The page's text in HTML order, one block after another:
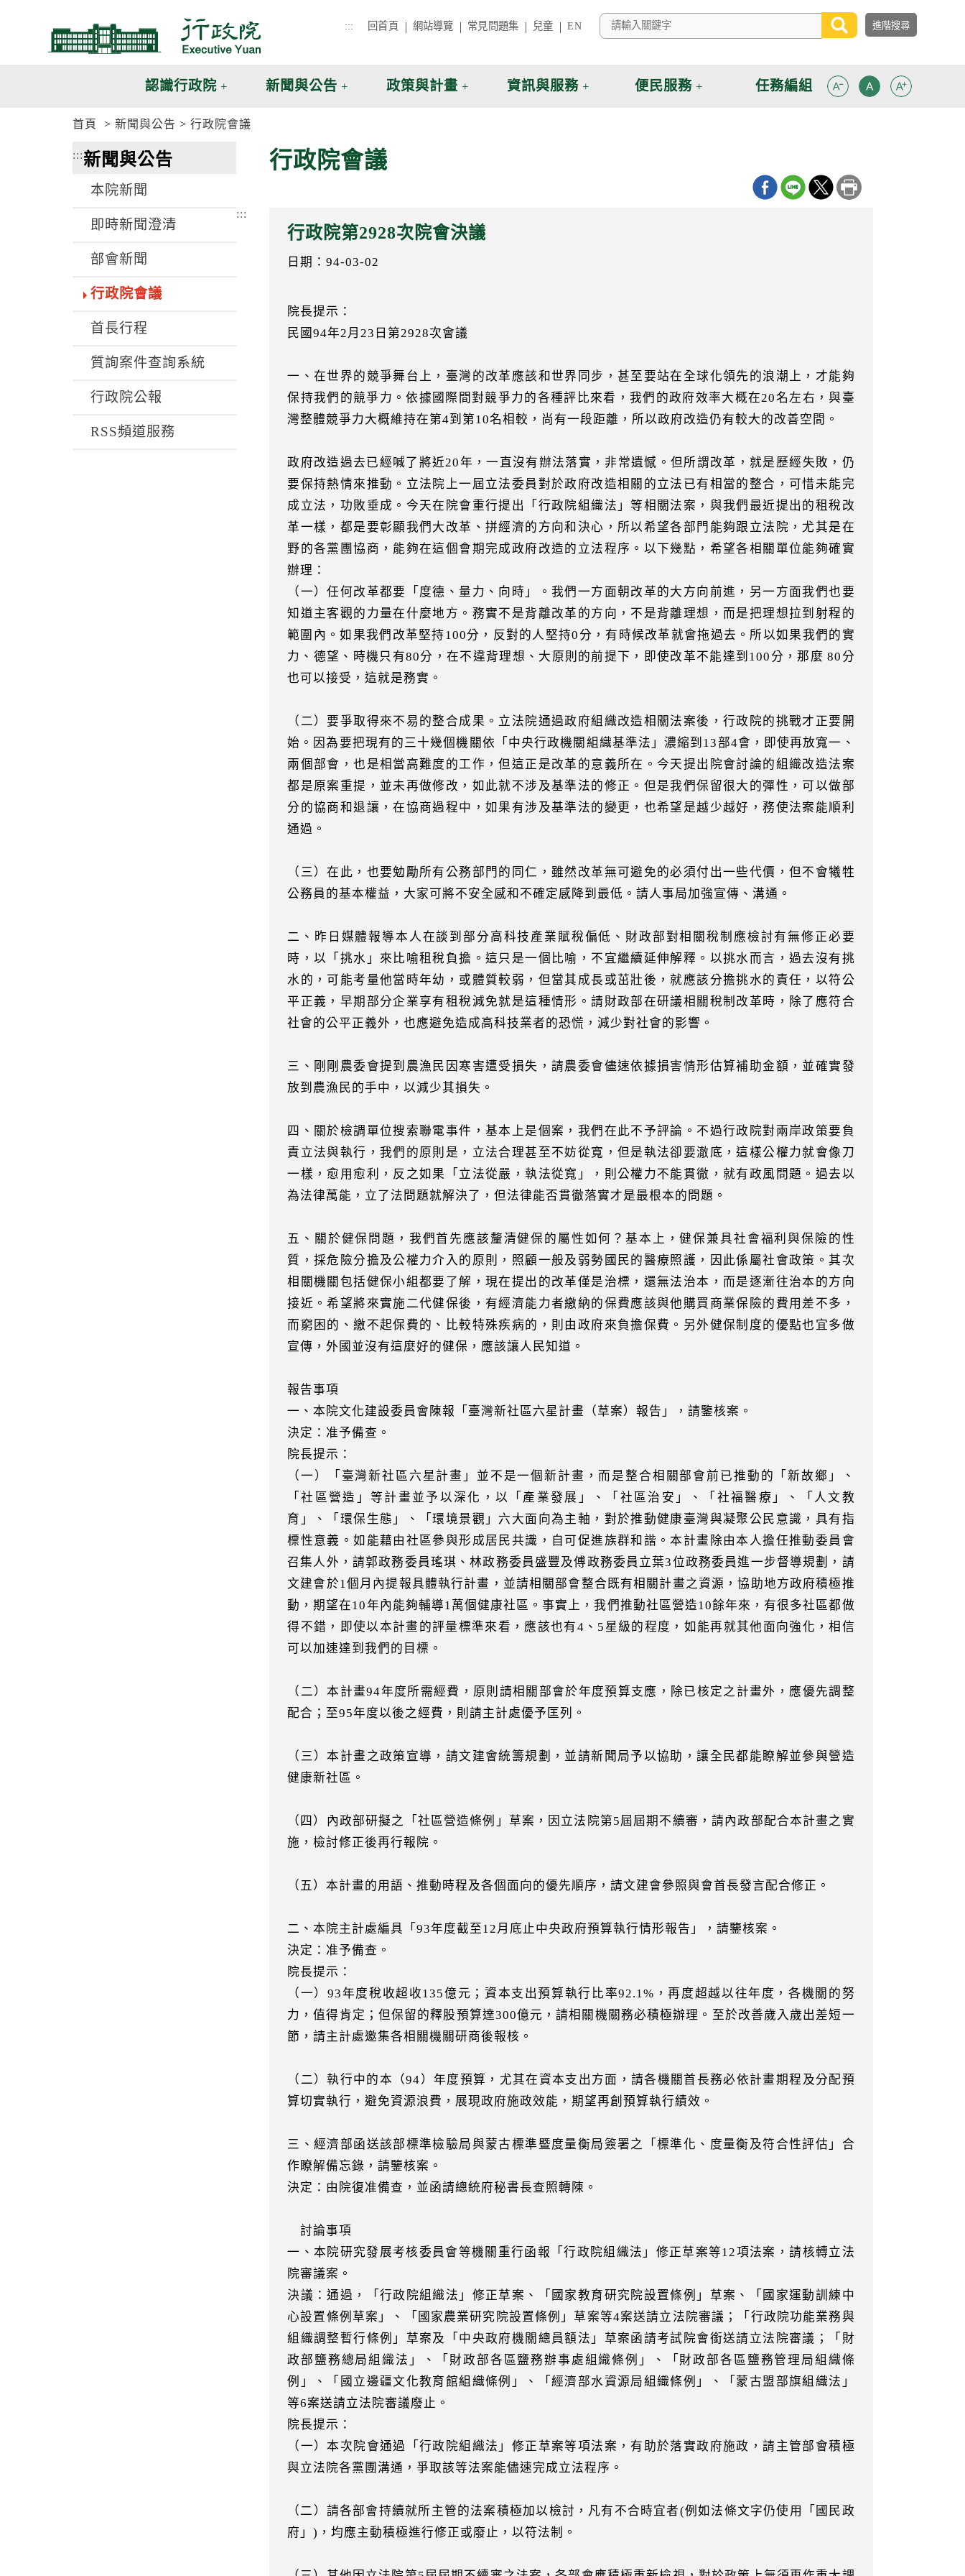
::: 回首頁 網站導覽 常見問題集 兒童 EN
認識行政院 新聞與公告 政策與計畫 資訊與服務 便民服務 任務編組
首頁 新聞與公告 行政院會議
:::新聞與公告
本院新聞
即時新聞澄清
部會新聞
行政院會議
首長行程
質詢案件查詢系統
行政院公報
RSS頻道服務
行政院會議
:::
行政院第2928次院會決議
日期：94-03-02
院長提示：
民國94年2月23日第2928次會議
一、在世界的競爭舞台上，臺灣的改革應該和世界同步，甚至要站在全球化領先的浪潮上，才能夠
保持我們的競爭力。依據國際間對競爭力的各種評比來看，我們的政府效率大概在20名左右，與臺
灣整體競爭力大概維持在第4到第10名相較，尚有一段距離，所以政府改造仍有較大的改善空間。
政府改造過去已經喊了將近20年，一直沒有辦法落實，非常遺憾。但所謂改革，就是歷經失敗，仍
要保持熱情來推動。立法院上一屆立法委員對於政府改造相關的立法已有相當的整合，可惜未能完
成立法，功敗垂成。今天在院會重行提出「行政院組織法」等相關法案，與我們最近提出的租稅改
革一樣，都是要彰顯我們大改革、拼經濟的方向和決心，所以希望各部門能夠跟立法院，尤其是在
野的各黨團協商，能夠在這個會期完成政府改造的立法程序。以下幾點，希望各相關單位能夠確實
辦理：
（一）任何改革都要「度德、量力、向時」。我們一方面朝改革的大方向前進，另一方面我們也要
知道主客觀的力量在什麼地方。務實不是背離改革的方向，不是背離理想，而是把理想拉到射程的
範圍內。如果我們改革堅持100分，反對的人堅持0分，有時候改革就會拖過去。所以如果我們的實
力、德望、時機只有80分，在不違背理想、大原則的前提下，即使改革不能達到100分，那麼 80分
也可以接受，這就是務實。
（二）要爭取得來不易的整合成果。立法院通過政府組織改造相關法案後，行政院的挑戰才正要開
始。因為要把現有的三十幾個機關依「中央行政機關組織基準法」濃縮到13部4會，即使再放寬一、
兩個部會，也是相當高難度的工作，但這正是改革的意義所在。今天提出院會討論的組織改造法案
都是原案重提，並未再做修改，如此就不涉及基準法的修正。但是我們保留很大的彈性，可以做部
分的協商和退讓，在協商過程中，如果有涉及基準法的變更，也希望是越少越好，務使法案能順利
通過。
（三）在此，也要勉勵所有公務部門的同仁，雖然改革無可避免的必須付出一些代價，但不會犧牲
公務員的基本權益，大家可將不安全感和不確定感降到最低。請人事局加強宣傳、溝通。
二、昨日媒體報導本人在談到部分高科技產業賦稅偏低、財政部對相關稅制應檢討有無修正必要
時，以「挑水」來比喻租稅負擔。這只是一個比喻，不宜繼續延伸解釋。以挑水而言，過去沒有挑
水的，可能考量他當時年幼，或體質較弱，但當其成長或茁壯後，就應該分擔挑水的責任，以符公
平正義，早期部分企業享有租稅減免就是這種情形。請財政部在研議相關稅制改革時，除了應符合
社會的公平正義外，也應避免造成高科技業者的恐慌，減少對社會的影響。
三、剛剛農委會提到農漁民因寒害遭受損失，請農委會儘速依據損害情形估算補助金額，並確實發
放到農漁民的手中，以減少其損失。
四、關於檢調單位搜索聯電事件，基本上是個案，我們在此不予評論。不過行政院對兩岸政策要負
責立法與執行，我們的原則是，立法合理甚至不妨從寬，但是執法卻要澈底，這樣公權力就會像刀
一樣，愈用愈利，反之如果「立法從嚴，執法從寬」，則公權力不能貫徹，就有政風問題。過去以
為法律萬能，立了法問題就解決了，但法律能否貫徹落實才是最根本的問題。
五、關於健保問題，我們首先應該釐清健保的屬性如何？基本上，健保兼具社會福利與保險的性
質，採危險分擔及公權力介入的原則，照顧一般及弱勢國民的醫療照護，因此係屬社會政策。其次
相關機關包括健保小組都要了解，現在提出的改革僅是治標，還無法治本，而是逐漸往治本的方向
接近。希望將來實施二代健保後，有經濟能力者繳納的保費應該與他購買商業保險的費用差不多，
而窮困的、繳不起保費的、比較特殊疾病的，則由政府來負擔保費。另外健保制度的優點也宜多做
宣傳，外國並沒有這麼好的健保，應該讓人民知道。
報告事項
一、本院文化建設委員會陳報「臺灣新社區六星計畫（草案）報告」，請鑒核案。
決定：准予備查。
院長提示：
（一）「臺灣新社區六星計畫」並不是一個新計畫，而是整合相關部會前已推動的「新故鄉」、
「社區營造」等計畫並予以深化，以「產業發展」、「社區治安」、「社福醫療」、「人文教
育」、「環保生態」、「環境景觀」六大面向為主軸，對於推動健康臺灣與凝聚公民意識，具有指
標性意義。如能藉由社區參與形成居民共識，自可促進族群和諧。本計畫除由本人擔任推動委員會
召集人外，請郭政務委員瑤琪、林政務委員盛豐及傅政務委員立葉3位政務委員進一步督導規劃，請
文建會於1個月內提報具體執行計畫，並請相關部會整合既有相關計畫之資源，協助地方政府積極推
動，期望在10年內能夠輔導1萬個健康社區。事實上，我們推動社區營造10餘年來，有很多社區都做
得不錯，即使以本計畫的評量標準來看，應該也有4、5星級的程度，如能再就其他面向強化，相信
可以加速達到我們的目標。
（二）本計畫94年度所需經費，原則請相關部會於年度預算支應，除已核定之計畫外，應優先調整
配合；至95年度以後之經費，則請主計處優予匡列。
（三）本計畫之政策宣導，請文建會統籌規劃，並請新聞局予以協助，讓全民都能瞭解並參與營造
健康新社區。
（四）內政部研擬之「社區營造條例」草案，因立法院第5屆屆期不續審，請內政部配合本計畫之實
施，檢討修正後再行報院。
（五）本計畫的用語、推動時程及各個面向的優先順序，請文建會參照與會首長發言配合修正。
二、本院主計處編具「93年度截至12月底止中央政府預算執行情形報告」，請鑒核案。
決定：准予備查。
院長提示：
（一）93年度稅收超收135億元；資本支出預算執行比率92.1%，再度超越以往年度，各機關的努
力，值得肯定；但保留的釋股預算達300億元，請相關機關務必積極辦理。至於改善歲入歲出差短一
節，請主計處邀集各相關機關研商後報核。
（二）執行中的本（94）年度預算，尤其在資本支出方面，請各機關首長務必依計畫期程及分配預
算切實執行，避免資源浪費，展現政府施政效能，期望再創預算執行績效。
三、經濟部函送該部標準檢驗局與蒙古標準暨度量衡局簽署之「標準化、度量衡及符合性評估」合
作瞭解備忘錄，請鑒核案。
決定：由院復准備查，並函請總統府秘書長查照轉陳。
討論事項
一、本院研究發展考核委員會等機關重行函報「行政院組織法」修正草案等12項法案，請核轉立法
院審議案。
決議：通過，「行政院組織法」修正草案、「國家教育研究院設置條例」草案、「國家運動訓練中
心設置條例草案」、「國家農業研究院設置條例」草案等4案送請立法院審議；「行政院功能業務與
組織調整暫行條例」草案及「中央政府機關總員額法」草案函請考試院會銜送請立法院審議；「財
政部鹽務總局組織法」、「財政部各區鹽務辦事處組織條例」、「財政部各區鹽務管理局組織條
例」、「國立邊疆文化教育館組織條例」、「經濟部水資源局組織條例」、「蒙古盟部旗組織法」
等6案送請立法院審議廢止。
院長提示：
（一）本次院會通過「行政院組織法」修正草案等項法案，有助於落實政府施政，請主管部會積極
與立法院各黨團溝通，爭取該等法案能儘速完成立法程序。
（二）請各部會持續就所主管的法案積極加以檢討，凡有不合時宜者(例如法條文字仍使用「國民政
府」)，均應主動積極進行修正或廢止，以符法制。